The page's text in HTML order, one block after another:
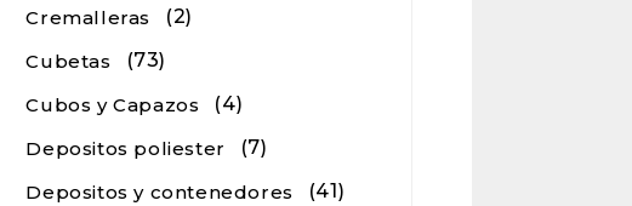
Cremalleras
(2)
Cubetas
(73)
Cubos y Capazos
(4)
Depositos poliester
(7)
Depositos y contenedores
(41)